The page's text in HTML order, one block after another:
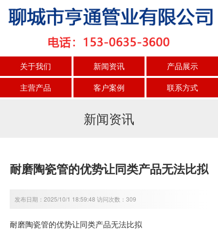
关于我们 新闻资讯
产品展示
主营产品
客户案例 联系方式
新闻资讯
耐磨陶瓷管的优势让同类产品无法比拟
发布日期：2025/10/1 18:59:48 访问次数：309
耐磨陶瓷管的优势让同类产品无法比拟